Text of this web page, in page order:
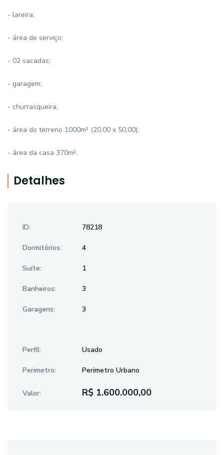
- lareira;
- área de serviço;
- 02 sacadas;
- garagem;
- churrasqueira;
- área do terreno 1000m² (20,00 x 50,00);
- área da casa 370m².
Detalhes
ID: 78218
Dormitórios: 4
Suíte: 1
Banheiros: 3
Garagens: 3
Perfil: Usado
Perimetro: Perimetro Urbano
Valor: R$ 1.600.000,00